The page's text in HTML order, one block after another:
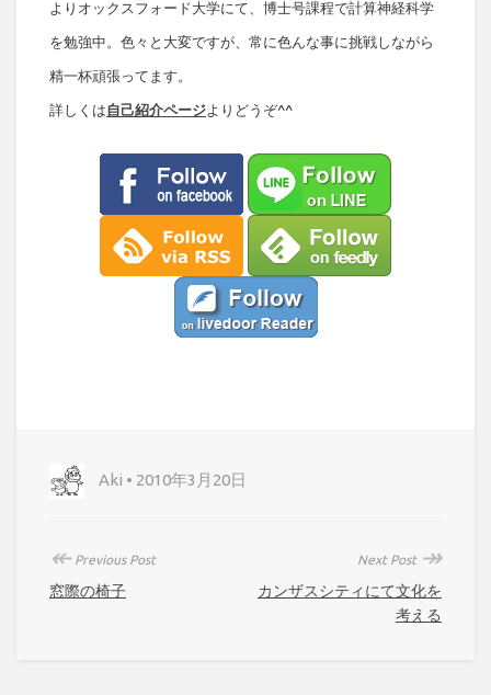
よりオックスフォード大学にて、博士号課程で計算神経科学
を勉強中。色々と大変ですが、常に色んな事に挑戦しながら
精一杯頑張ってます。
詳しくは自己紹介ページよりどうぞ^^
Aki • 2010年3月20日
↞Previous Post
窓際の椅子
Next Post ↠
カンザスシティにて文化を
考える